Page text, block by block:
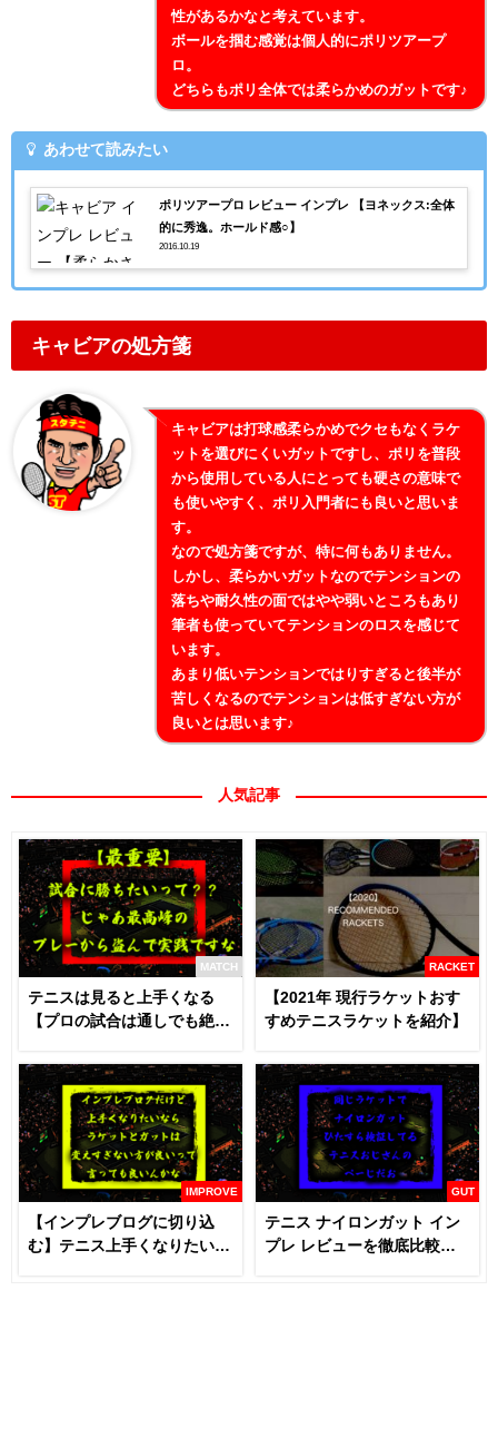
性があるかなと考えています。
ボールを掴む感覚は個人的にポリツアープ
ロ。
どちらもポリ全体では柔らかめのガットです♪
あわせて読みたい
ポリツアープロ レビュー インプレ 【ヨネックス:全体
的に秀逸。ホールド感○】
2016.10.19
キャビアの処方箋
キャビアは打球感柔らかめでクセもなくラケ
ットを選びにくいガットですし、ポリを普段
から使用している人にとっても硬さの意味で
も使いやすく、ポリ入門者にも良いと思いま
す。
なので処方箋ですが、特に何もありません。
しかし、柔らかいガットなのでテンションの
落ちや耐久性の面ではやや弱いところもあり
筆者も使っていてテンションのロスを感じて
います。
あまり低いテンションではりすぎると後半が
苦しくなるのでテンションは低すぎない方が
良いとは思います♪
人気記事
MATCH
テニスは見ると上手くなる
【プロの試合は通しでも絶対
RACKET
【2021年 現行ラケットおす
すめテニスラケットを紹介】
IMPROVE
【インプレブログに切り込
む】テニス上手くなりたいな
GUT
テニス ナイロンガット イン
プレ レビューを徹底比較